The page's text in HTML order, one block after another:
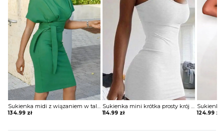
Sukienka midi z wiązaniem w talii Nedyalka
134.99 zł
Sukienka mini krótka prosty krój bez rękawów na ramiączkach okrągły głęboki dekolt Heima
114.99 zł 124.99 zł